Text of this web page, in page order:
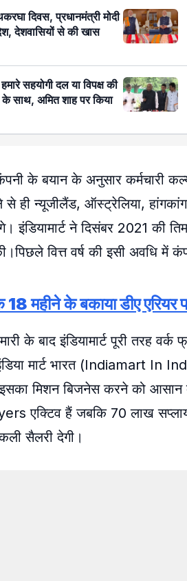
दिवस, प्रधानमंत्री मोदी
देशवासियों से की खास
सहयोगी दल या विपक्ष की
के साथ, अमित शाह पर किया
के बयान के अनुसार कर्मचारी
से ही न्यूजीलैंड, ऑस्ट्रेलिया,
इंडियामार्ट ने दिसंबर 2021 की
वित्त वर्ष की इसी अवधि
के 18 महीने के बकाया डीए
के बाद इंडियामार्ट पूरी तरह
मार्ट भारत (Indiamart
मिशन बिजनेस करने को
एक्टिव हैं जबकि 70 लाख
सैलरी देगी।